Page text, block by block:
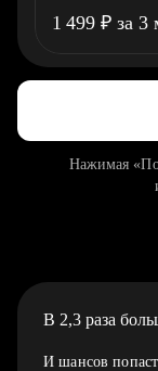
1 499 ₽ за 3
Нажимая
В 2,3 раза
И шансов